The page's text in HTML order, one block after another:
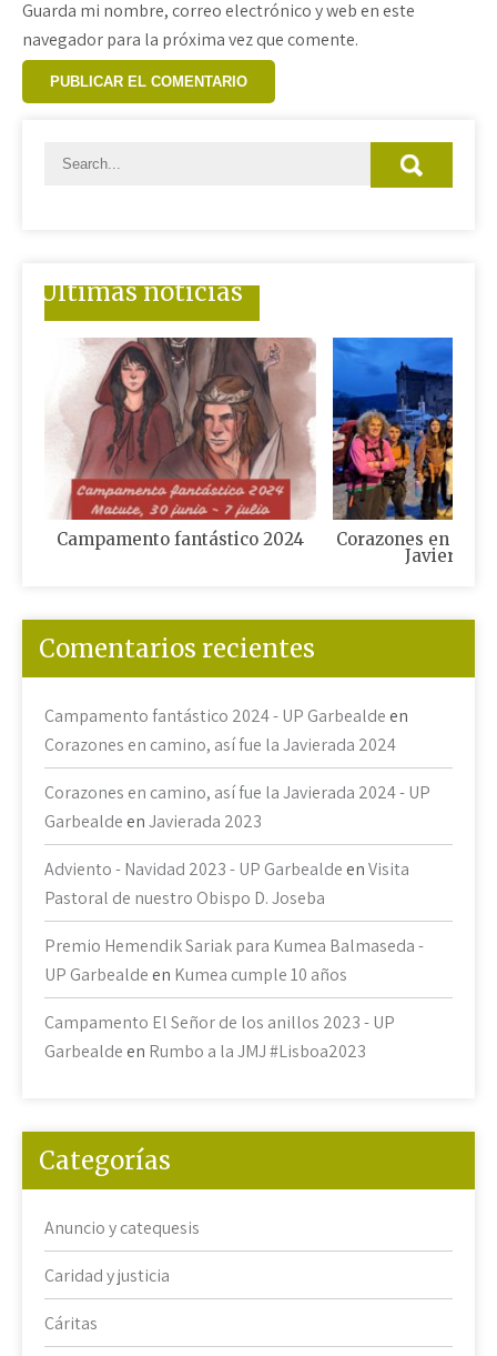
Guarda mi nombre, correo electrónico y web en este
navegador para la próxima vez que comente.
Últimas noticias
Campamento fantástico 2024 Corazones en
Javierada
Comentarios recientes
Campamento fantástico 2024 - UP Garbealdeen
Corazones en camino, así fue la Javierada 2024
Corazones en camino, así fue la Javierada 2024 - UP
GarbealdeenJavierada 2023
Adviento - Navidad 2023 - UP GarbealdeenVisita
Pastoral de nuestro Obispo D. Joseba
Premio Hemendik Sariak para Kumea Balmaseda -
UP Garbealdeen Kumea cumple 10 años
Campamento El Señor de los anillos 2023 - UP
Garbealdeen Rumbo a la JMJ #Lisboa2023
Categorías
Anuncio y catequesis
Caridad y justicia
Cáritas